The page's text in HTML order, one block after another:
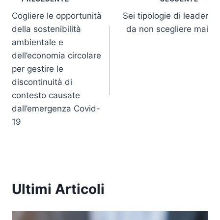
articoli
Cogliere le opportunità
della sostenibilità
ambientale e
dell’economia circolare
per gestire le
discontinuità di
contesto causate
dall’emergenza Covid-
19
Sei tipologie di leader
da non scegliere mai
Ultimi Articoli